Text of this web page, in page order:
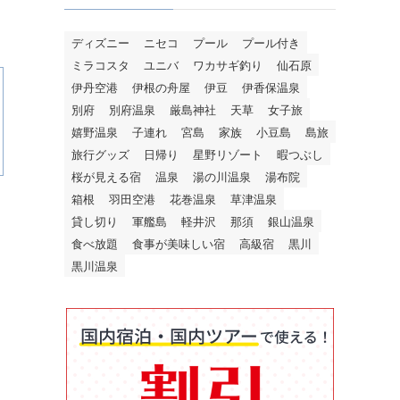
ディズニー ニセコ プール
プール付き
ミラコスタ
ユニバ ワカサギ釣り
仙石原
伊丹空港
伊根の舟屋 伊豆
伊香保温泉
別府
別府温泉 厳島神社 天草
女子旅
嬉野温泉
子連れ 宮島 家族 小豆島
島旅
旅行グッズ
日帰り 星野リゾート
暇つぶし
桜が見える宿
温泉 湯の川温泉
湯布院
箱根
羽田空港 花巻温泉
草津温泉
貸し切り
軍艦島 軽井沢 那須
銀山温泉
食べ放題
食事が美味しい宿 高級宿
黒川
黒川温泉